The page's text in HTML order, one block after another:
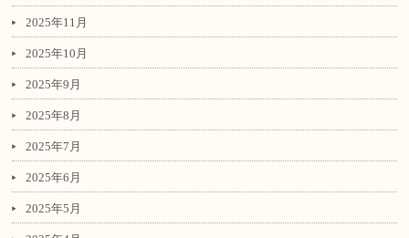
2025年11月
2025年10月
2025年9月
2025年8月
2025年7月
2025年6月
2025年5月